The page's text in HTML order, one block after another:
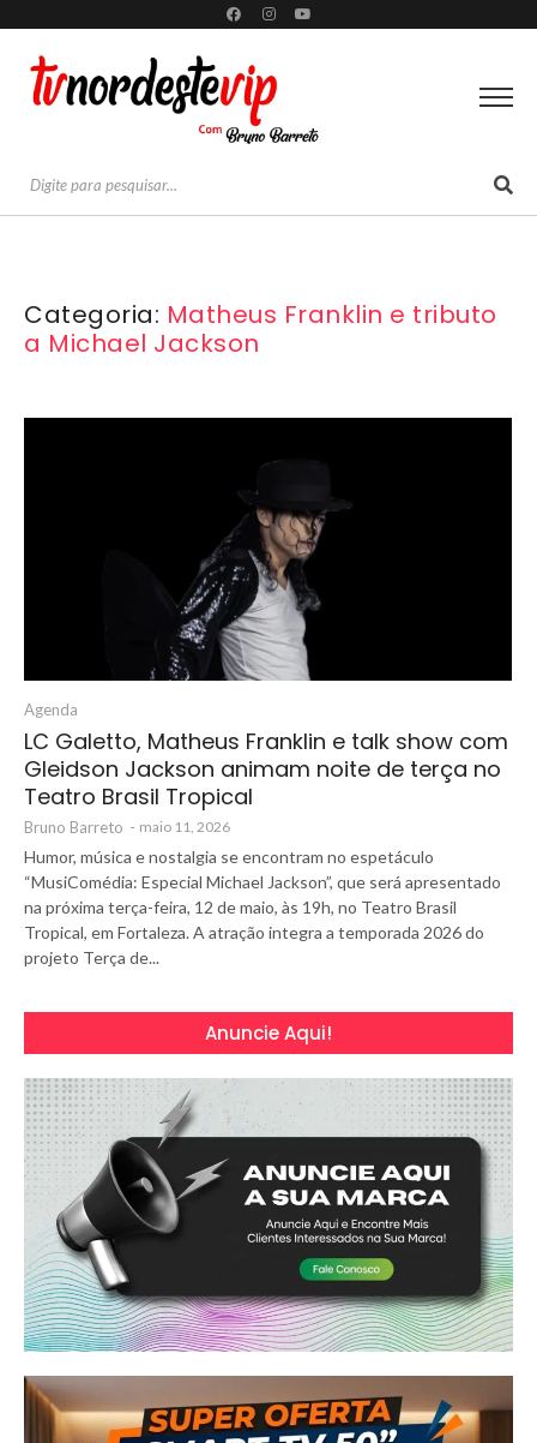
Categoria: Matheus Franklin e tributo
a Michael Jackson
Agenda
LC Galetto, Matheus Franklin e talk show com
Gleidson Jackson animam noite de terça no
Teatro Brasil Tropical
Bruno Barreto - maio 11, 2026
Humor, música e nostalgia se encontram no espetáculo
“MusiComédia: Especial Michael Jackson”, que será apresentado
na próxima terça-feira, 12 de maio, às 19h, no Teatro Brasil
Tropical, em Fortaleza. A atração integra a temporada 2026 do
projeto Terça de...
Anuncie Aqui!